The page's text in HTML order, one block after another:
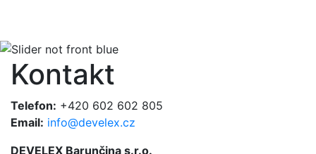
Kontakt
Telefon: +420 602 602 805
Email: info@develex.cz
DEVELEX Barunčina s.r.o.